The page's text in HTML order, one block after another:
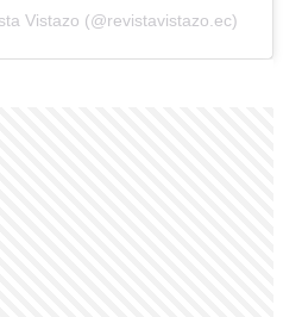
Vistazo (@revistavistazo.ec)